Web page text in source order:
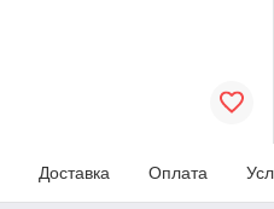
Доставка Оплата